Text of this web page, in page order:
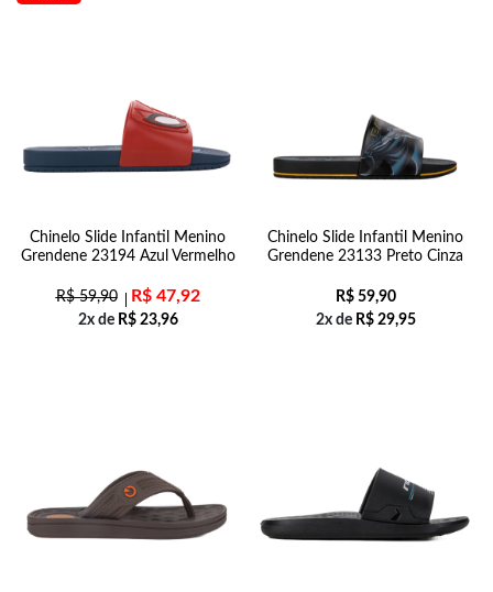
Chinelo Slide Infantil Menino
Grendene 23194 Azul Vermelho
R$59,90 R$47,92
2x de R$23,96
Chinelo Slide Infantil Menino
Grendene 23133 Preto Cinza
R$59,90
2x de R$29,95